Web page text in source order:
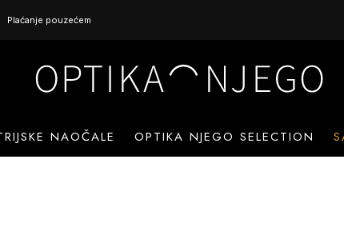
Plaćanje pouzećem
NAOČALE OPTIKA NJEGO SELECTION